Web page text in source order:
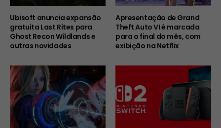
Ubisoft anuncia expansão
gratuita Last Rites para
Ghost Recon Wildlands e
outras novidades
Apresentação de Grand
Theft Auto VI é marcada
para o final do mês, com
exibição na Netflix